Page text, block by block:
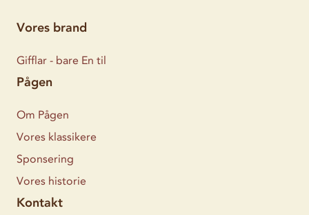
Vores brand
Gifflar - bare En til
Pågen
Om Pågen
Vores klassikere
Sponsering
Vores historie
Kontakt